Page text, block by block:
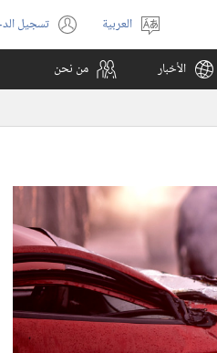
اختر
اللغة
العربية تسجيل(يفتح
نافذة
الأخبار من نحن